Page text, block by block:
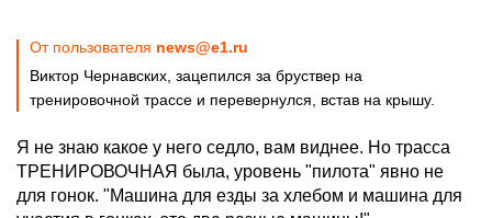
От пользователя news@e1.ru
Виктор Чернавских, зацепился за бруствер на
тренировочной трассе и перевернулся, встав на крышу.
Я не знаю какое у него седло, вам виднее. Но трасса
ТРЕНИРОВОЧНАЯ была, уровень "пилота" явно не
для гонок. "Машина для езды за хлебом и машина для